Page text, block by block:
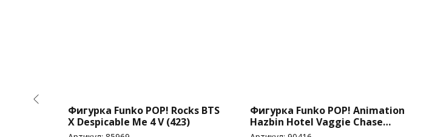
Фигурка Funko POP! Rocks BTS
X Despicable Me 4 V (423)
Фигурка Funko POP! Animation
Hazbin Hotel Vaggie Chase
(2240)